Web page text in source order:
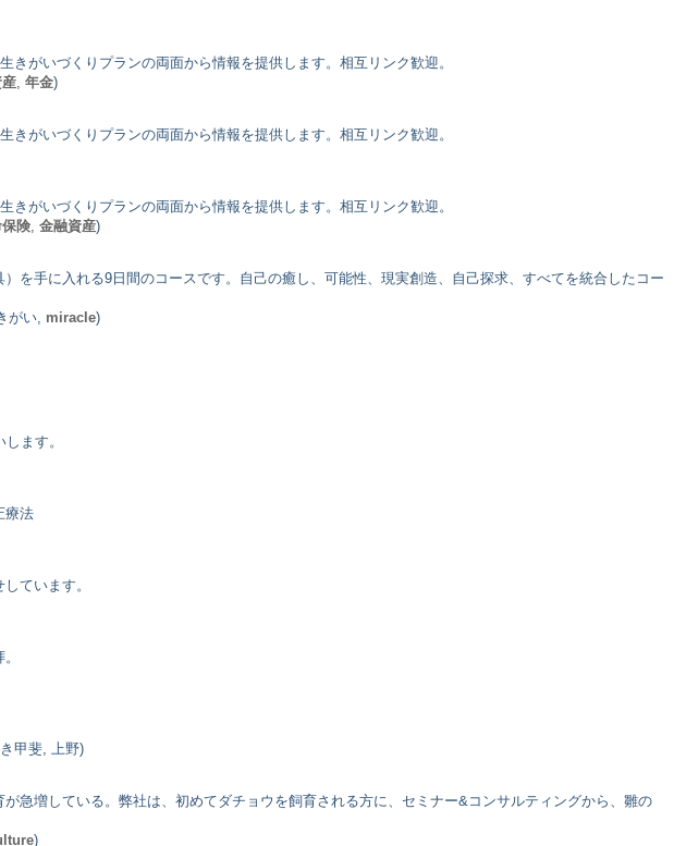
がいづくりプランの両面から情報を提供します。相互リンク歓迎。
年金)
がいづくりプランの両面から情報を提供します。相互リンク歓迎。
がいづくりプランの両面から情報を提供します。相互リンク歓迎。
険 金融資産)
を手に入れる9日間のコースです。自己の癒し、可能性、現実創造、自己探求、すべてを統合したコー
がい, miracle)
ます。
療法
ています。
甲斐, 上野)
急増している。弊社は、初めてダチョウを飼育される方に、セミナー&コンサルティングから、雛の
)